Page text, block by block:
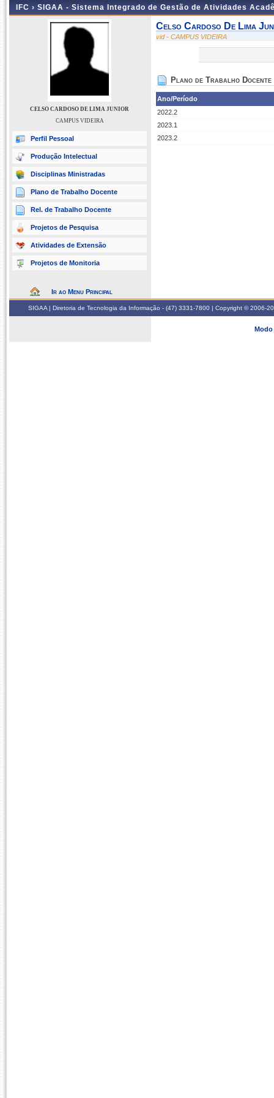
IFC › SIGAA - Sistema Integrado de Gestão de Atividades
CELSO CARDOSO DE LIMA JUNIOR
CAMPUS VIDEIRA
Perfil Pessoal
Produção Intelectual
Disciplinas Ministradas
Plano de Trabalho Docente
Rel. de Trabalho Docente
Projetos de Pesquisa
Atividades de Extensão
Projetos de Monitoria
Ir ao Menu Principal
Celso Cardoso De Lima
vid - CAMPUS VIDEIRA
Plano de Trabalho Docente
Ano/Período
2022.2
2023.1
2023.2
SIGAA | Diretoria de Tecnologia da Informação - (47) 3331-7800 | Copyright © 2006-
Modo